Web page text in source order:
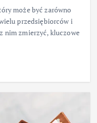
może być zarówno
przedsiębiorców i
nim zmierzyć, kluczowe